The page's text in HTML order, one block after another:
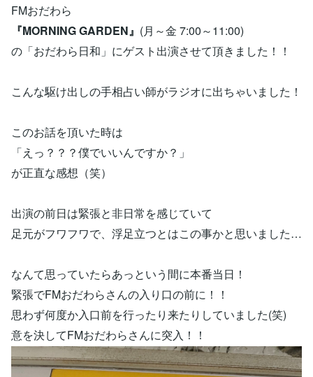
FMおだわら
『MORNING GARDEN』 (月～金 7:00～11:00)
の「おだわら日和」にゲスト出演させて頂きました！！
こんな駆け出しの手相占い師がラジオに出ちゃいました！
このお話を頂いた時は
「えっ？？？僕でいいんですか？」
が正直な感想（笑）
出演の前日は緊張と非日常を感じていて
足元がフワフワで、浮足立つとはこの事かと思いました…
なんて思っていたらあっという間に本番当日！
緊張でFMおだわらさんの入り口の前に！！
思わず何度か入口前を行ったり来たりしていました(笑)
意を決してFMおだわらさんに突入！！